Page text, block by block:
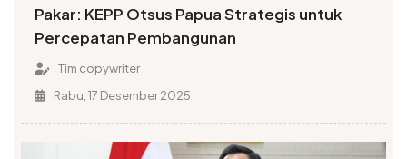
Pakar: KEPP Otsus Papua Strategis untuk
Percepatan Pembangunan
Tim copywriter
Rabu, 17 Desember 2025